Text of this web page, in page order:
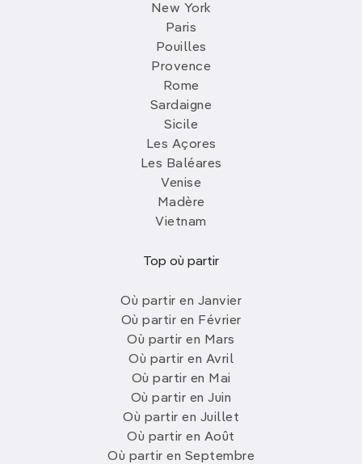
New York
Paris
Pouilles
Provence
Rome
Sardaigne
Sicile
Les Açores
Les Baléares
Venise
Madère
Vietnam
Top où partir
Où partir en Janvier
Où partir en Février
Où partir en Mars
Où partir en Avril
Où partir en Mai
Où partir en Juin
Où partir en Juillet
Où partir en Août
Où partir en Septembre